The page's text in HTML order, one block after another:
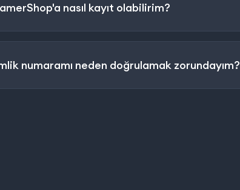
nasıl kayıt olabilirim?
numaramı neden doğrulamak zorundayım?